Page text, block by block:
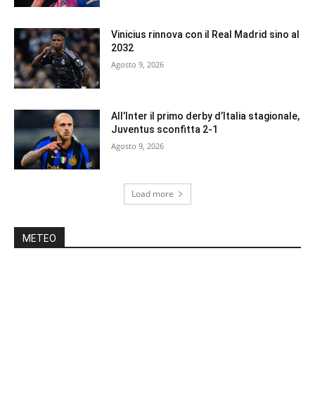
Vinicius rinnova con il Real Madrid sino al
2032
Agosto 9, 2026
All’Inter il primo derby d’Italia stagionale,
Juventus sconfitta 2-1
Agosto 9, 2026
Load more
METEO